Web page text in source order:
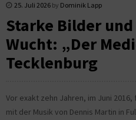
25. Juli 2026 by Dominik Lapp
Starke Bilder
Wucht: „Der
Tecklenburg
Vor exakt zehn Jahren, im Juni
mit der Musik von Dennis Martin in